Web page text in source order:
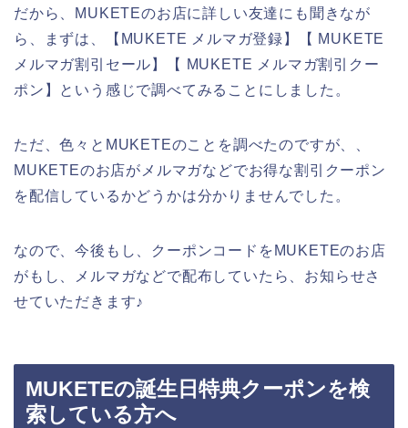
だから、MUKETEのお店に詳しい友達にも聞きなが
ら、まずは、【MUKETE メルマガ登録】【 MUKETE
メルマガ割引セール】【 MUKETE メルマガ割引クー
ポン】という感じで調べてみることにしました。
ただ、色々とMUKETEのことを調べたのですが、、
MUKETEのお店がメルマガなどでお得な割引クーポン
を配信しているかどうかは分かりませんでした。
なので、今後もし、クーポンコードをMUKETEのお店
がもし、メルマガなどで配布していたら、お知らせさ
せていただきます♪
MUKETEの誕生日特典クーポンを検
索している方へ